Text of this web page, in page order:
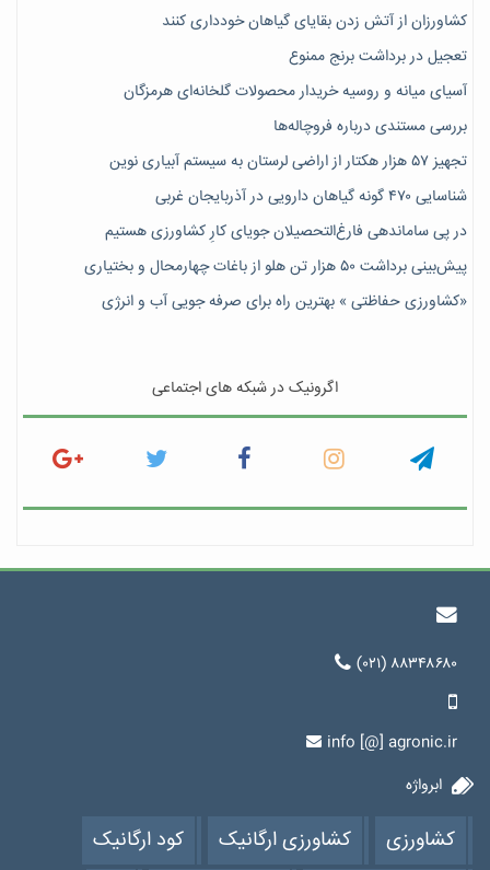
کشاورزان از آتش زدن بقایای گیاهان خودداری کنند
تعجیل در برداشت برنج ممنوع
آسیای میانه و روسیه خریدار محصولات گلخانه‌ای هرمزگان
بررسی مستندی درباره فروچاله‌ها
تجهیز ۵۷ هزار هکتار از اراضی لرستان به سیستم آبیاری نوین
شناسایی ۴۷٠ گونه گیاهان دارویی در آذربایجان غربی
در پی ساماندهی فارغ‌التحصیلان جویای کارِ کشاورزی هستیم
پیش‎‌بینی برداشت ۵۰ هزار تن هلو از باغات چهارمحال و بختیاری
«کشاورزی حفاظتی » بهترین راه برای صرفه جویی آب و انرژی
اگرونیک در شبکه های اجتماعی
(۰۲۱) ۸۸۳۴۸۶۸۰
info [@] agronic.ir
ابرواژه
کشاورزی کشاورزی ارگانیک کود ارگانیک